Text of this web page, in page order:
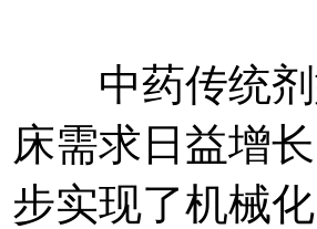
中药传统剂
床需求日益增
步实现了机械化